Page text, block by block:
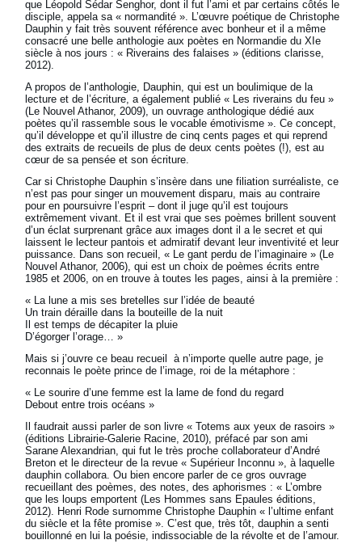
que Léopold Sédar Senghor, dont il fut l’ami et par certains côtés le
disciple, appela sa « normandité ». L’œuvre poétique de Christophe
Dauphin y fait très souvent référence avec bonheur et il a même
consacré une belle anthologie aux poètes en Normandie du XIe
siècle à nos jours : « Riverains des falaises » (éditions clarisse,
2012).
A propos de l’anthologie, Dauphin, qui est un boulimique de la
lecture et de l’écriture, a également publié « Les riverains du feu »
(Le Nouvel Athanor, 2009), un ouvrage anthologique dédié aux
poètes qu’il rassemble sous le vocable émotivisme ». Ce concept,
qu’il développe et qu’il illustre de cinq cents pages et qui reprend
des extraits de recueils de plus de deux cents poètes (!), est au
cœur de sa pensée et son écriture.
Car si Christophe Dauphin s’insère dans une filiation surréaliste, ce
n’est pas pour singer un mouvement disparu, mais au contraire
pour en poursuivre l’esprit – dont il juge qu’il est toujours
extrêmement vivant. Et il est vrai que ses poèmes brillent souvent
d’un éclat surprenant grâce aux images dont il a le secret et qui
laissent le lecteur pantois et admiratif devant leur inventivité et leur
puissance. Dans son recueil, « Le gant perdu de l’imaginaire » (Le
Nouvel Athanor, 2006), qui est un choix de poèmes écrits entre
1985 et 2006, on en trouve à toutes les pages, ainsi à la première :
« La lune a mis ses bretelles sur l’idée de beauté
Un train déraille dans la bouteille de la nuit
Il est temps de décapiter la pluie
D’égorger l’orage… »
Mais si j’ouvre ce beau recueil à n’importe quelle autre page, je
reconnais le poète prince de l’image, roi de la métaphore :
« Le sourire d’une femme est la lame de fond du regard
Debout entre trois océans »
Il faudrait aussi parler de son livre « Totems aux yeux de rasoirs »
(éditions Librairie-Galerie Racine, 2010), préfacé par son ami
Sarane Alexandrian, qui fut le très proche collaborateur d’André
Breton et le directeur de la revue « Supérieur Inconnu », à laquelle
dauphin collabora. Ou bien encore parler de ce gros ouvrage
recueillant des poèmes, des notes, des aphorismes : « L’ombre
que les loups emportent (Les Hommes sans Epaules éditions,
2012). Henri Rode surnomme Christophe Dauphin « l’ultime enfant
du siècle et la fête promise ». C’est que, très tôt, dauphin a senti
bouillonné en lui la poésie, indissociable de la révolte et de l’amour.